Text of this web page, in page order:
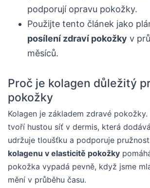
podporují opravu pokožky.
Použijte tento článek jako
posílení zdraví pokožky v
měsíců.
Proč je kolagen důležitý
pokožky
Kolagen je základem zdravé
tvoří hustou síť v dermis, která
udržuje tloušťku a podporuje
kolagenu v elasticitě pokožky
pokožka vypadá pevně, když jsme
mění v průběhu času.